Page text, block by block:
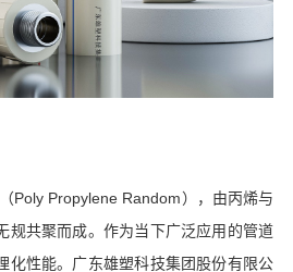
Poly Propylene Random），由丙烯与
规共聚而成。作为当下广泛应用的管道
化性能。广东雄塑科技集团股份有限公